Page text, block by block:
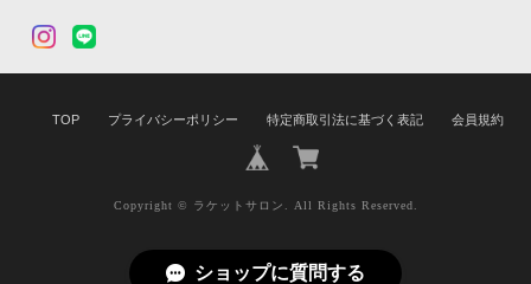
TOP プライバシーポリシー 特定商取引法に基づく表記 会員規約
Copyright © ラケットサロン. All Rights Reserved.
ショップに質問する